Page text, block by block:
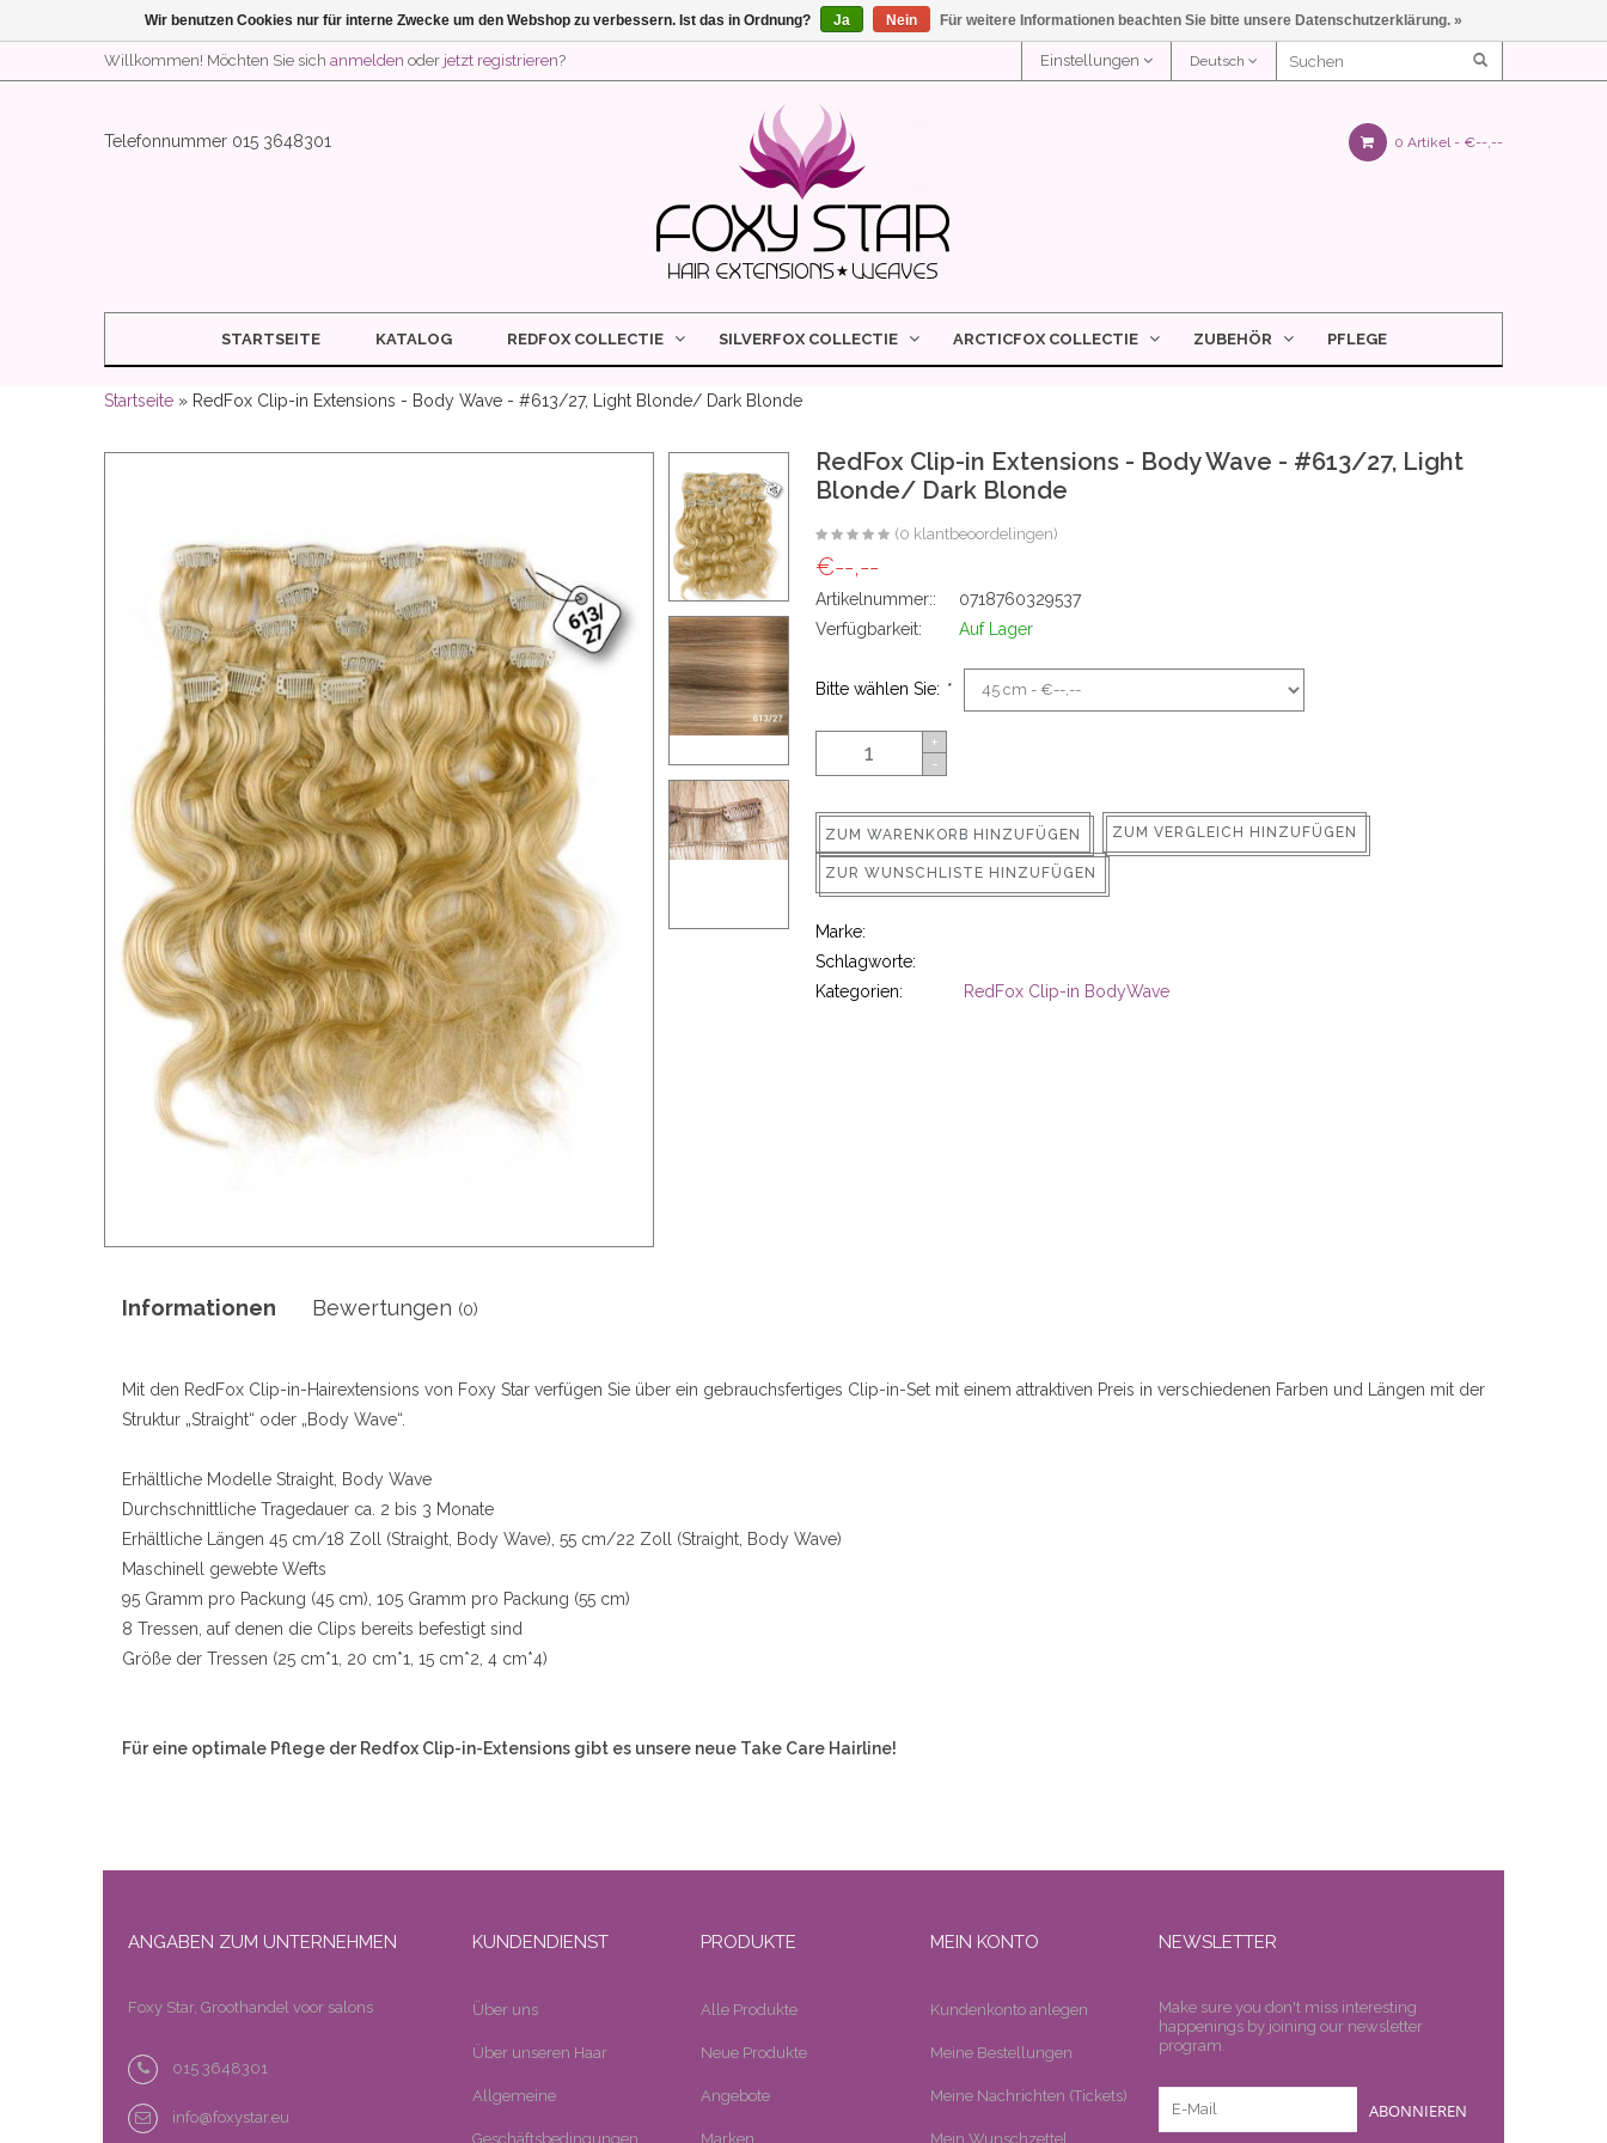
Willkommen! Möchten Sie sich anmelden oder jetzt registrieren? Deutsch
Einstellungen
Telefonnummer 015 3648301 0 Artikel - €--,--
STARTSEITE KATALOG REDFOX COLLECTIE SILVERFOX COLLECTIE ARCTICFOX COLLECTIE ZUBEHÖR PFLEGE
Startseite » RedFox Clip-in Extensions - Body Wave - #613/27, Light Blonde/ Dark Blonde
RedFox Clip-in Extensions - Body Wave - #613/27, Light
Blonde/ Dark Blonde
(0 klantbeoordelingen)
€--,--
Artikelnummer::
0718760329537
Verfügbarkeit:
Auf Lager
Bitte wählen Sie: *
+
-
ZUM WARENKORB HINZUFÜGEN ZUM VERGLEICH HINZUFÜGEN
ZUR WUNSCHLISTE HINZUFÜGEN
Marke:
Schlagworte:
Kategorien:
RedFox Clip-in BodyWave
Informationen Bewertungen (0)
Mit den RedFox Clip-in-Hairextensions von Foxy Star verfügen Sie über ein gebrauchsfertiges Clip-in-Set mit einem attraktiven Preis in verschiedenen Farben und Längen mit der
Struktur „Straight“ oder „Body Wave“.
Erhältliche Modelle Straight, Body Wave
Durchschnittliche Tragedauer ca. 2 bis 3 Monate
Erhältliche Längen 45 cm/18 Zoll (Straight, Body Wave), 55 cm/22 Zoll (Straight, Body Wave)
Maschinell gewebte Wefts
95 Gramm pro Packung (45 cm), 105 Gramm pro Packung (55 cm)
8 Tressen, auf denen die Clips bereits befestigt sind
Größe der Tressen (25 cm*1, 20 cm*1, 15 cm*2, 4 cm*4)
Für eine optimale Pflege der Redfox Clip-in-Extensions gibt es unsere neue Take Care Hairline!
ANGABEN ZUM UNTERNEHMEN
Foxy Star, Groothandel voor salons
015 3648301
info@foxystar.eu
KUNDENDIENST
Über uns
Über unseren Haar
Allgemeine
Geschäftsbedingungen
PRODUKTE
Alle Produkte
Neue Produkte
Angebote
Marken
MEIN KONTO
Kundenkonto anlegen
Meine Bestellungen
Meine Nachrichten (Tickets)
Mein Wunschzettel
NEWSLETTER
Make sure you don't miss interesting
happenings by joining our newsletter
program.
ABONNIEREN
Wir benutzen Cookies nur für interne Zwecke um den Webshop zu verbessern. Ist das in Ordnung? Ja Nein Für weitere Informationen beachten Sie bitte unsere Datenschutzerklärung. »